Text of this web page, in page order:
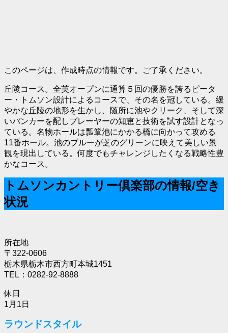
このページは、作成時点の情報です。ご了承ください。
丘陵コース。全英オープンに通算５回の優勝を誇るピータ
ー・トムソン設計によるコースで、その名を冠している。緩
やかな丘陵の地形を生かし、随所に池やクリーク、そして深
いバンカーを配しプレーヤーの知恵と技術を試す設計となっ
ている。名物ホールは瓢箪池にかかる橋に向かって攻める
11番ホール。池のブルーが芝のグリーンに映えて美しい景
観を現出している。何度でもチャレンジしたくなる戦略性豊
かなコース。
トムソンカントリー倶楽部の情報/空き
状況
所在地
〒322-0606
栃木県栃木市西方町本城1451
TEL：0282-92-8888
休日
1月1日
ラウンドスタイル